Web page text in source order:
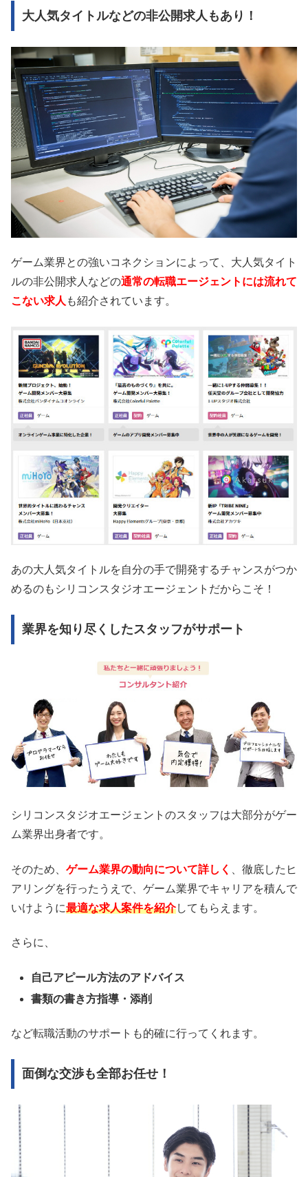
大人気タイトルなどの非公開求人もあり！
ゲーム業界との強いコネクションによって、大人気タイト
ルの非公開求人などの通常の転職エージェントには流れて
こない求人 も紹介されています。
あの大人気タイトルを自分の手で開発するチャンスがつか
めるのもシリコンスタジオエージェントだからこそ！
業界を知り尽くしたスタッフがサポート
シリコンスタジオエージェントのスタッフは大部分がゲー
ム業界出身者です。
そのため、 ゲーム業界の動向について詳しく
、徹底したヒ
アリングを行ったうえで、ゲーム業界でキャリアを積んで
いけように最適な求人案件を紹介してもらえます。
さらに、
自己アピール方法のアドバイス
書類の書き方指導・添削
など転職活動のサポートも的確に行ってくれます。
面倒な交渉も全部お任せ！